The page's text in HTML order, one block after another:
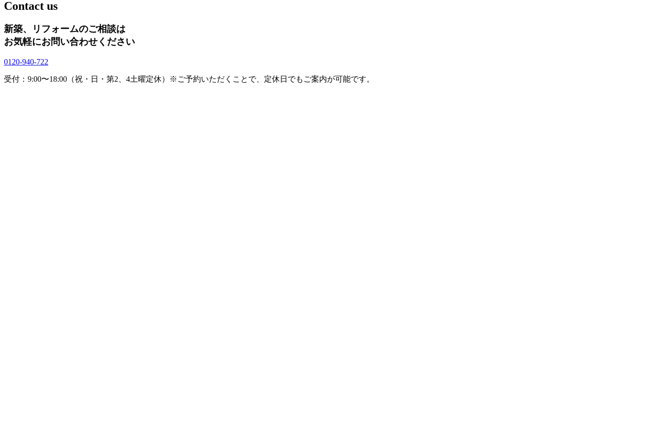
Contact us
新築、リフォームのご相談は
お気軽にお問い合わせください
0120-940-722
受付：9:00〜18:00（祝・日・第2、4土曜定休） ※ご予約いただくことで、定休日でもご案内が可能です。